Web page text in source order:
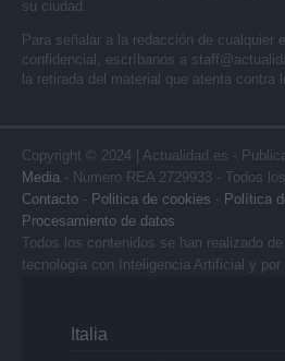
su ciudad.
Para señalar a la redacción de cualquier
confidencial, escríbanos a
la retirada del material que atenta contra
Copyright © 2024 | Actualidad.es -
Media - Numero REA 2729933 - Todos
Contacto - Politica de cookies - Política
Procesamiento de datos
Todos los contenidos se han realizado
tecnología con Inteligencia Artificial y por
Italia